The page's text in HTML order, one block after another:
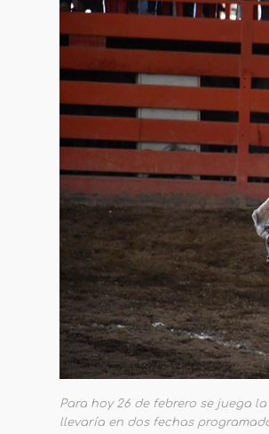
Para hoy 26 de febrero se juega
llevaría en dos fechas